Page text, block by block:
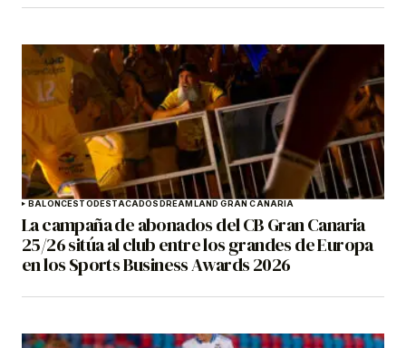
BALONCESTODESTACADOSDREAMLAND GRAN CANARIA
La campaña de abonados del CB Gran Canaria
25/26 sitúa al club entre los grandes de Europa
en los Sports Business Awards 2026